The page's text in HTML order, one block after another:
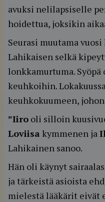
avuksi nelilapsiselle
hoidettua, joksikin
Seurasi muutama
Lahikaisen selkä
lonkkamurtuma.
keuhkoihin.
keuhkokuumeen,
”Iiro oli silloin
Loviisa kymmenen ja
Lahikainen sanoo.
Hän oli käynyt
ja tärkeistä asioista
mielestä lääkärit eivät